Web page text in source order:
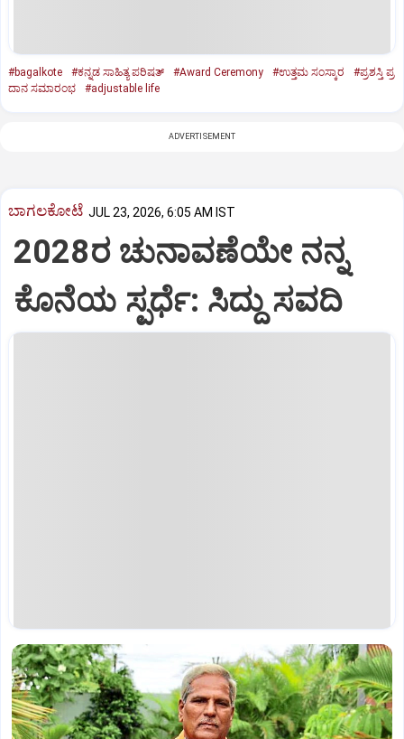
#bagalkote #ಕನ್ನಡ ಸಾಹಿತ್ಯ ಪರಿಷತ್‌ #Award Ceremony #ಉತ್ತಮ ಸಂಸ್ಕಾರ
#ಪ್ರಶಸ್ತಿ ಪ್ರ
ದಾನ ಸಮಾರಂಭ
#adjustable life
ADVERTISEMENT
ಬಾಗಲಕೋಟೆ JUL 23, 2026, 6:05 AM IST
2028ರ ಚುನಾವಣೆಯೇ ನನ್ನ
ಕೊನೆಯ ಸ್ಪರ್ಧೆ: ಸಿದ್ದು ಸವದಿ